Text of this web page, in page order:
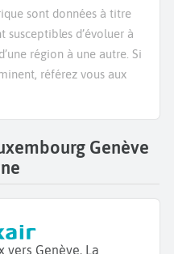
sont données à titre
susceptibles d’évoluer à
région à une autre. Si
référez vous aux
Genève
vers Genève. La